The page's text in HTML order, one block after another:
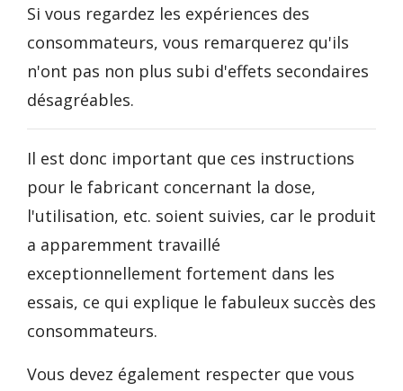
Si vous regardez les expériences des
consommateurs, vous remarquerez qu'ils
n'ont pas non plus subi d'effets secondaires
désagréables.
Il est donc important que ces instructions
pour le fabricant concernant la dose,
l'utilisation, etc. soient suivies, car le produit
a apparemment travaillé
exceptionnellement fortement dans les
essais, ce qui explique le fabuleux succès des
consommateurs.
Vous devez également respecter que vous